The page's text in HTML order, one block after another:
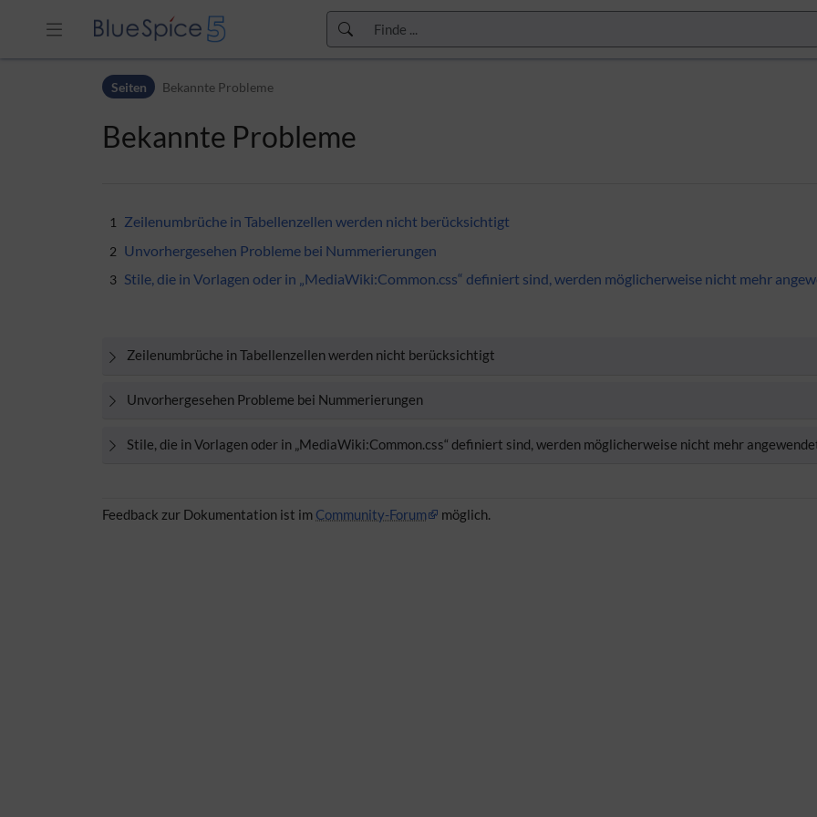
Zur Hauptnavigation
Zum Arbeitsbereich
Seiten Bekannte Probleme
Bekannte Probleme
1 Zeilenumbrüche in Tabellenzellen werden nicht berücksichtigt
2 Unvorhergesehen Probleme bei Nummerierungen
3 Stile, die in Vorlagen oder in „MediaWiki:Common.css“ definiert sind, werden möglicherweise nicht mehr
Zeilenumbrüche in Tabellenzellen werden nicht berücksichtigt
Unvorhergesehen Probleme bei Nummerierungen
Stile, die in Vorlagen oder in „MediaWiki:Common.css“ definiert sind, werden möglicherweise nicht mehr
Feedback zur Dokumentation ist im Community-Forum möglich.